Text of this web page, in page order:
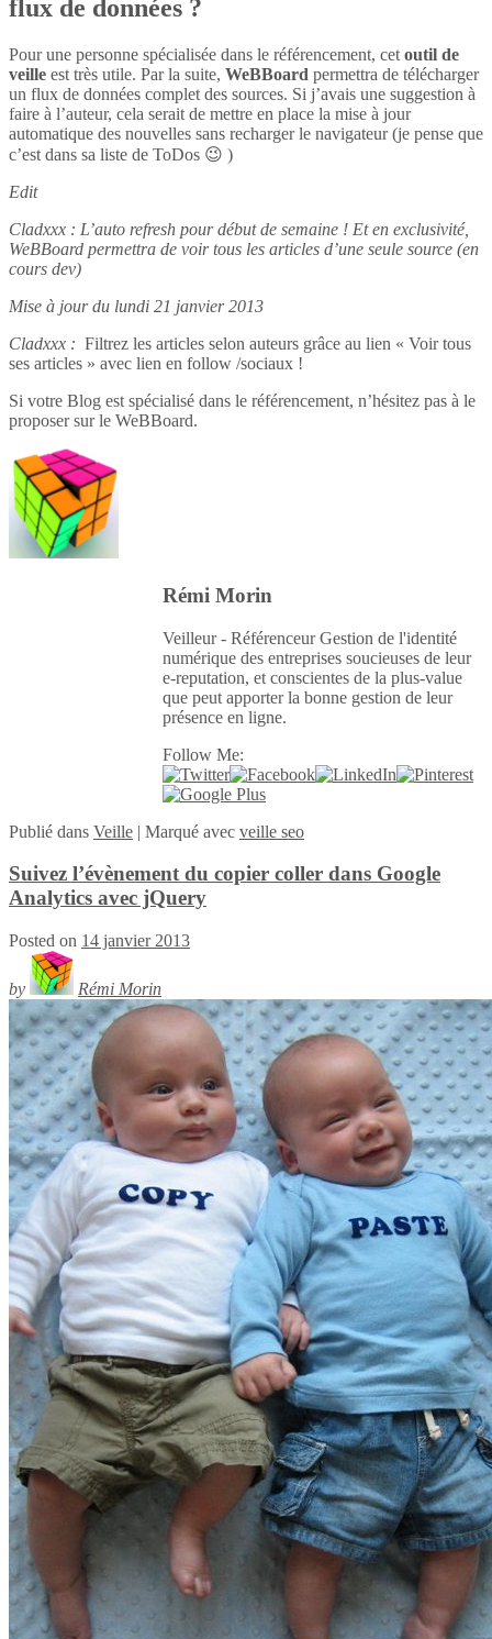
flux de données ?
Pour une personne spécialisée dans le référencement, cet outil de
veille est très utile. Par la suite, WeBBoard permettra de télécharger
un flux de données complet des sources. Si j’avais une suggestion à
faire à l’auteur, cela serait de mettre en place la mise à jour
automatique des nouvelles sans recharger le navigateur (je pense que
c’est dans sa liste de ToDos 😉 )
Edit
Cladxxx : L’auto refresh pour début de semaine ! Et en exclusivité,
WeBBoard permettra de voir tous les articles d’une seule source (en
cours dev)
Mise à jour du lundi 21 janvier 2013
Cladxxx : Filtrez les articles selon auteurs grâce au lien « Voir tous
ses articles » avec lien en follow /sociaux !
Si votre Blog est spécialisé dans le référencement, n’hésitez pas à le
proposer sur le WeBBoard.
Rémi Morin
Veilleur - Référenceur Gestion de l'identité
numérique des entreprises soucieuses de leur
e-reputation, et conscientes de la plus-value
que peut apporter la bonne gestion de leur
présence en ligne.
Follow Me:
Publié dans Veille | Marqué avec veille seo
Suivez l’évènement du copier coller dans Google
Analytics avec jQuery
Posted on 14 janvier 2013
by Rémi Morin